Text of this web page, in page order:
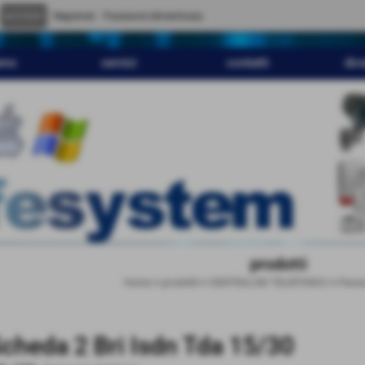
servizi contatti
prodotti
2 Bri Isdn Tda 15/30